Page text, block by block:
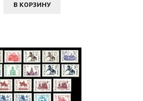
В КОРЗИНУ